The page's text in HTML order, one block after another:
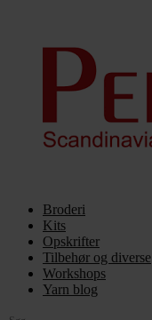
Broderi
Kits
Opskrifter
Tilbehør og diverse
Workshops
Yarn blog